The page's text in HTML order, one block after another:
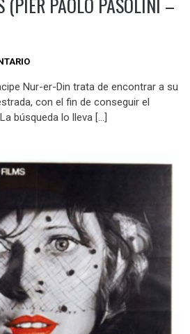
(PIER PAOLO PASOLINI –
Nur-er-Din trata de encontrar a su
con el fin de conseguir el
búsqueda lo lleva […]